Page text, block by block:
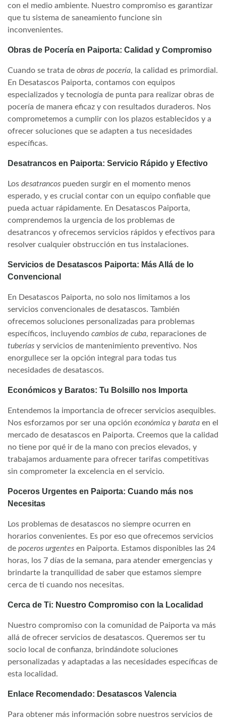
con el medio ambiente. Nuestro compromiso es garantizar
que tu sistema de saneamiento funcione sin
inconvenientes.
Obras de Pocería en Paiporta: Calidad y Compromiso
Cuando se trata de obras de pocería, la calidad es primordial.
En Desatascos Paiporta, contamos con equipos
especializados y tecnología de punta para realizar obras de
pocería de manera eficaz y con resultados duraderos. Nos
comprometemos a cumplir con los plazos establecidos y a
ofrecer soluciones que se adapten a tus necesidades
específicas.
Desatrancos en Paiporta: Servicio Rápido y Efectivo
Los desatrancos pueden surgir en el momento menos
esperado, y es crucial contar con un equipo confiable que
pueda actuar rápidamente. En Desatascos Paiporta,
comprendemos la urgencia de los problemas de
desatrancos y ofrecemos servicios rápidos y efectivos para
resolver cualquier obstrucción en tus instalaciones.
Servicios de Desatascos Paiporta: Más Allá de lo
Convencional
En Desatascos Paiporta, no solo nos limitamos a los
servicios convencionales de desatascos. También
ofrecemos soluciones personalizadas para problemas
específicos, incluyendo cambios de cuba, reparaciones de
tuberías y servicios de mantenimiento preventivo. Nos
enorgullece ser la opción integral para todas tus
necesidades de desatascos.
Económicos y Baratos: Tu Bolsillo nos Importa
Entendemos la importancia de ofrecer servicios asequibles.
Nos esforzamos por ser una opción económica y barata en el
mercado de desatascos en Paiporta. Creemos que la calidad
no tiene por qué ir de la mano con precios elevados, y
trabajamos arduamente para ofrecer tarifas competitivas
sin comprometer la excelencia en el servicio.
Poceros Urgentes en Paiporta: Cuando más nos
Necesitas
Los problemas de desatascos no siempre ocurren en
horarios convenientes. Es por eso que ofrecemos servicios
de poceros urgentes en Paiporta. Estamos disponibles las 24
horas, los 7 días de la semana, para atender emergencias y
brindarte la tranquilidad de saber que estamos siempre
cerca de ti cuando nos necesitas.
Cerca de Ti: Nuestro Compromiso con la Localidad
Nuestro compromiso con la comunidad de Paiporta va más
allá de ofrecer servicios de desatascos. Queremos ser tu
socio local de confianza, brindándote soluciones
personalizadas y adaptadas a las necesidades específicas de
esta localidad.
Enlace Recomendado: Desatascos Valencia
Para obtener más información sobre nuestros servicios de